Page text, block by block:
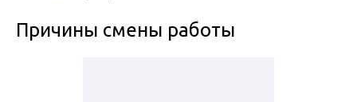
Причины смены работы